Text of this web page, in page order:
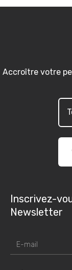
Accroître votre
Inscrivez-
Newsletter